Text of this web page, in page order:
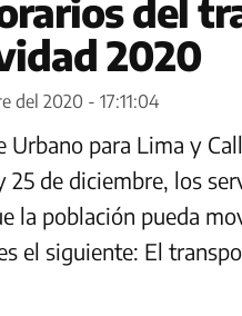
del
2020
del 2020 - 17:11:04
Urbano para Lima y
25 de diciembre, los
la población pueda
el siguiente: El